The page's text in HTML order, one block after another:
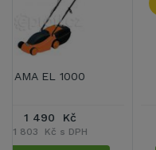
VeGA 32H ECO + AKU
4 950 Kč
5 990 Kč s DPH